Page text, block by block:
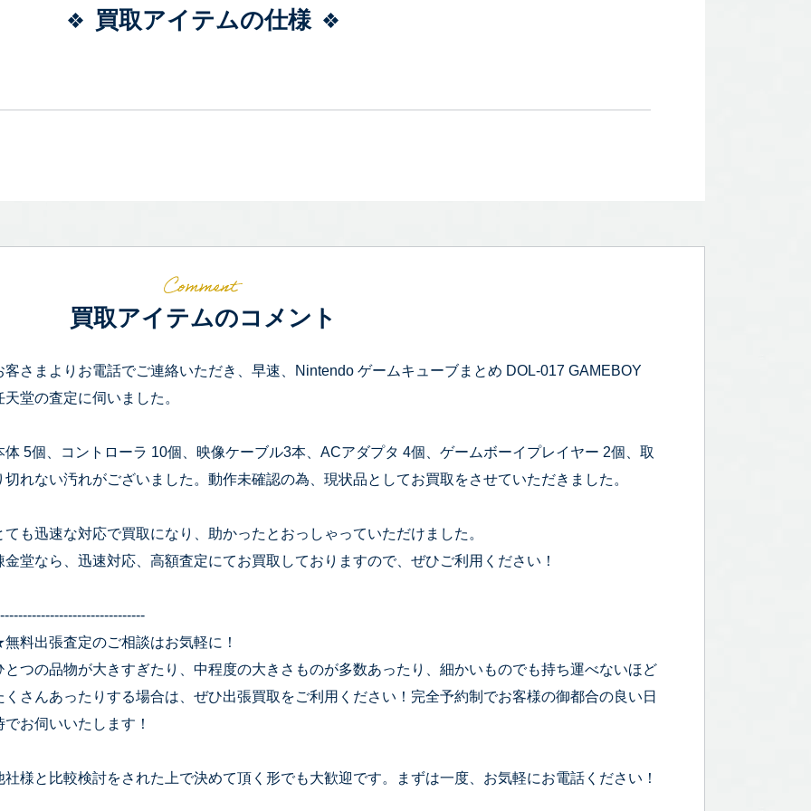
買取アイテムの仕様
買取アイテムのコメント
客さまよりお電話でご連絡いただき、早速、Nintendo ゲームキューブまとめ DOL-017 GAMEBOY
天堂の査定に伺いました。
体 5個、コントローラ 10個、映像ケーブル3本、ACアダプタ 4個、ゲームボーイプレイヤー 2個、取
切れない汚れがございました。動作未確認の為、現状品としてお買取をさせていただきました。
ても迅速な対応で買取になり、助かったとおっしゃっていただけました。
金堂なら、迅速対応、高額査定にてお買取しておりますので、ぜひご利用ください！
料出張査定のご相談はお気軽に！
とつの品物が大きすぎたり、中程度の大きさものが多数あったり、細かいものでも持ち運べないほど
くさんあったりする場合は、ぜひ出張買取をご利用ください！完全予約制でお客様の御都合の良い日
でお伺いいたします！
社様と比較検討をされた上で決めて頂く形でも大歓迎です。まずは一度、お気軽にお電話ください！